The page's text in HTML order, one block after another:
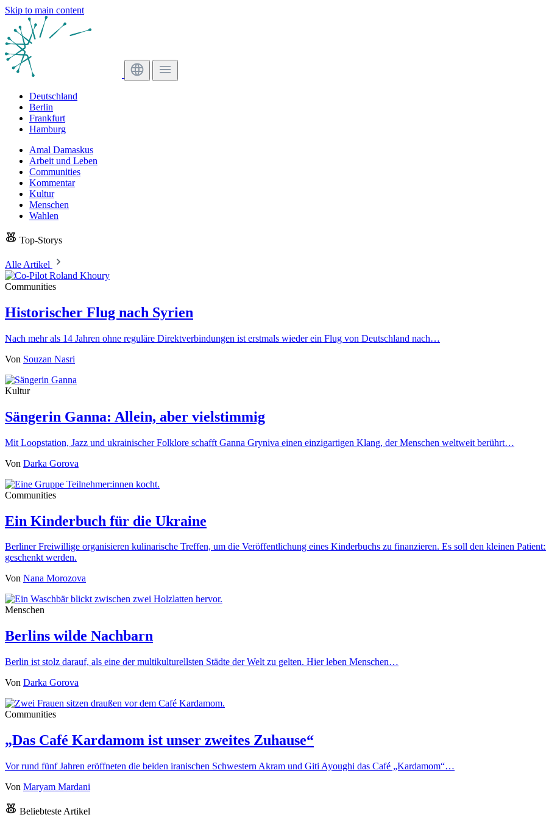
Skip to main content
Deutschland
Berlin
Frankfurt
Hamburg
Amal Damaskus
Arbeit und Leben
Communities
Kommentar
Kultur
Menschen
Wahlen
Top-Storys
Alle Artikel
Communities
Historischer Flug nach Syrien
Nach mehr als 14 Jahren ohne reguläre Direktverbindungen ist erstmals wieder ein Flug von Deutschland nach…
Von Souzan Nasri
Kultur
Sängerin Ganna: Allein, aber vielstimmig
Mit Loopstation, Jazz und ukrainischer Folklore schafft Ganna Gryniva einen einzigartigen Klang, der Menschen weltweit berührt…
Von Darka Gorova
Communities
Ein Kinderbuch für die Ukraine
Berliner Freiwillige organisieren kulinarische Treffen, um die Veröffentlichung eines Kinderbuchs zu finanzieren. Es soll den kleinen
geschenkt werden.
Von Nana Morozova
Menschen
Berlins wilde Nachbarn
Berlin ist stolz darauf, als eine der multikulturellsten Städte der Welt zu gelten. Hier leben Menschen…
Von Darka Gorova
Communities
„Das Café Kardamom ist unser zweites Zuhause“
Vor rund fünf Jahren eröffneten die beiden iranischen Schwestern Akram und Giti Ayoughi das Café „Kardamom“…
Von Maryam Mardani
Beliebteste Artikel